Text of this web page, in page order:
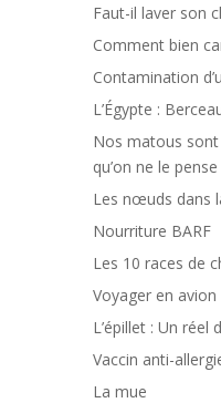
Faut-il laver son
Comment bien
Contamination
L’Égypte :
Nos matous
qu’on ne le pense
Les nœuds dans
Nourriture BARF
Les 10 races de
Voyager en
L’épillet : Un
Vaccin anti-
La mue